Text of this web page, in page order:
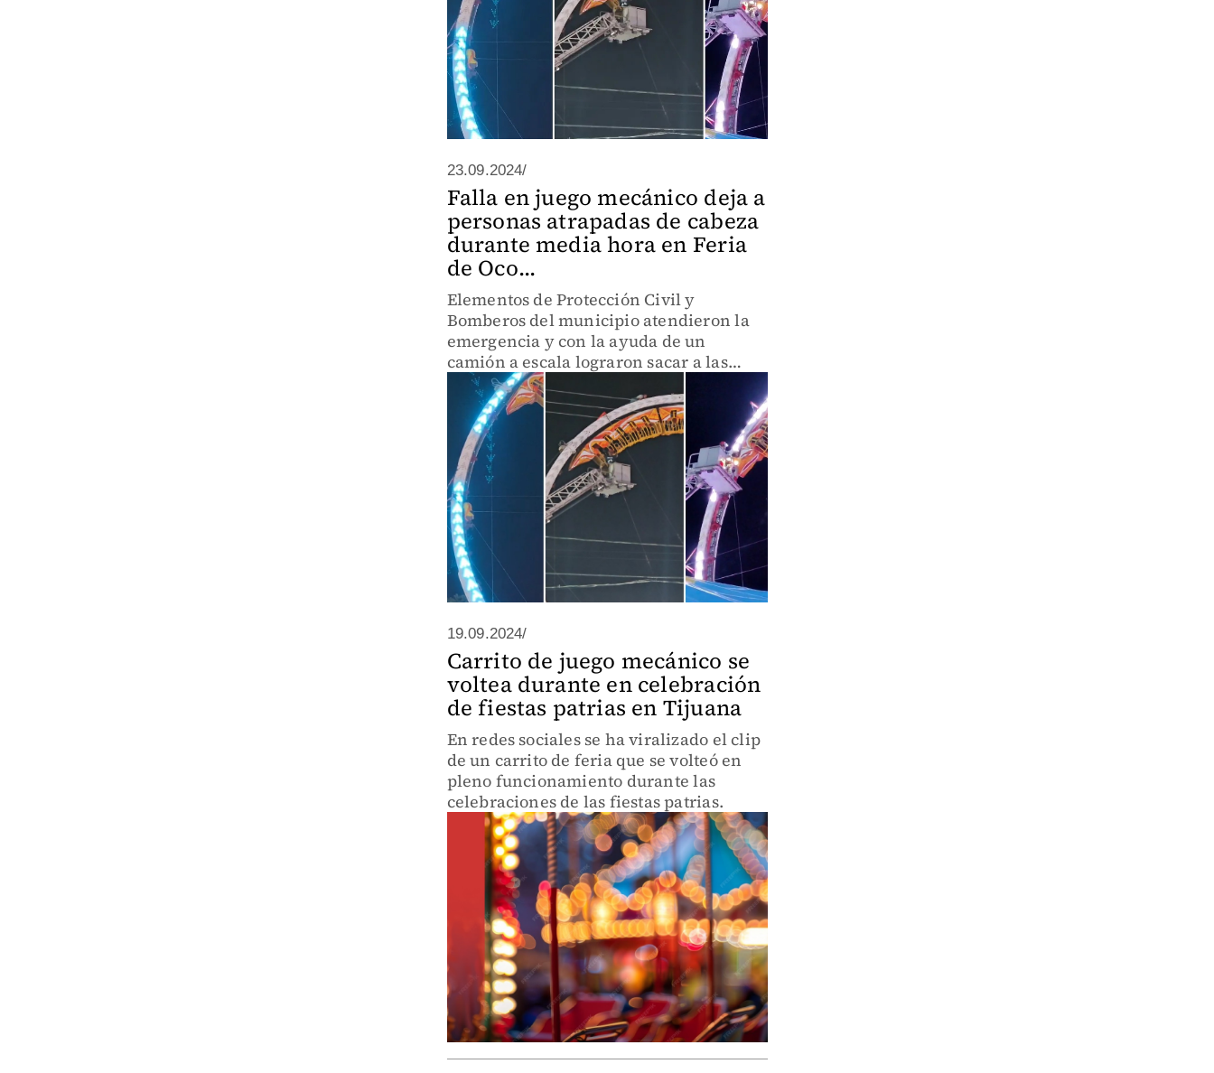
23.09.2024/
Falla en juego mecánico deja a
personas atrapadas de cabeza
durante media hora en Feria
de Oco...
Elementos de Protección Civil y
Bomberos del municipio atendieron la
emergencia y con la ayuda de un
camión a escala lograron sacar a las
personas para ponerlas en tierra.
19.09.2024/
Carrito de juego mecánico se
voltea durante en celebración
de fiestas patrias en Tijuana
En redes sociales se ha viralizado el clip
de un carrito de feria que se volteó en
pleno funcionamiento durante las
celebraciones de las fiestas patrias.